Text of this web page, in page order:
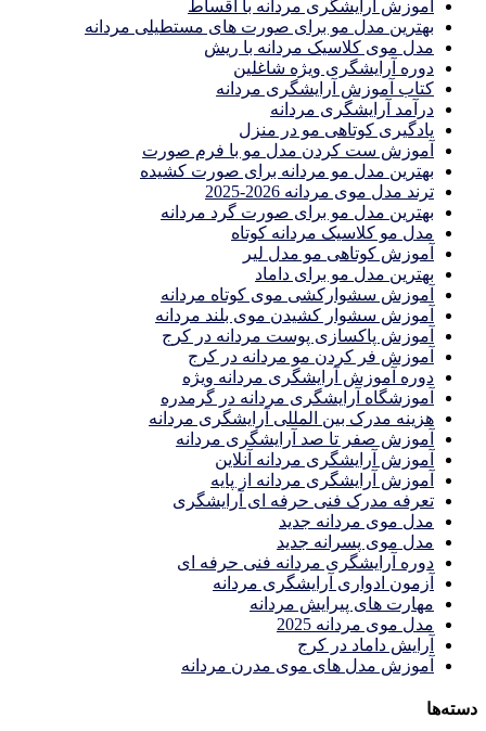
آموزش آرایشگری مردانه با اقساط
بهترین مدل مو برای صورت های مستطیلی مردانه
مدل موی کلاسیک مردانه با ریش
دوره آرایشگری ویژه شاغلین
کتاب آموزش آرایشگری مردانه
درآمد آرایشگری مردانه
یادگیری كوتاهى مو در منزل
آموزش ست كردن مدل مو با فرم صورت
بهترین مدل مو مردانه برای صورت کشیده
ترند مدل موی مردانه 2026-2025
بهترين مدل مو براى صورت گرد مردانه
مدل مو کلاسیک مردانه کوتاه
آموزش کوتاهی مو مدل لیر
بهترین مدل مو برای داماد
آموزش سشوارکشی موی کوتاه مردانه
آموزش سشوار کشیدن موی بلند مردانه
آموزش پاکسازی پوست مردانه در کرج
آموزش فر کردن مو مردانه در کرج
دوره آموزش آرایشگری مردانه ویژه
آموزشگاه آرایشگری مردانه در گرمدره
هزینه مدرک بین المللی آرایشگری مردانه
آموزش صفر تا صد آرایشگری مردانه
آموزش آرایشگری مردانه آنلاین
آموزش آرایشگری مردانه از پایه
تعرفه مدرک فنی حرفه ای آرایشگری
مدل موی مردانه جدید
مدل موی پسرانه جدید
دوره آرایشگری مردانه فنی حرفه ای
آزمون ادواری آرایشگری مردانه
مهارت های پیرایش مردانه
مدل موی مردانه 2025
آرایش داماد در کرج
آموزش مدل های موی مدرن مردانه
دسته‌ها